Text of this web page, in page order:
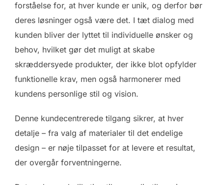
forståelse for, at hver kunde er unik, og derfor bør
deres løsninger også være det. I tæt dialog med
kunden bliver der lyttet til individuelle ønsker og
behov, hvilket gør det muligt at skabe
skræddersyede produkter, der ikke blot opfylder
funktionelle krav, men også harmonerer med
kundens personlige stil og vision.
Denne kundecentrerede tilgang sikrer, at hver
detalje – fra valg af materialer til det endelige
design – er nøje tilpasset for at levere et resultat,
der overgår forventningerne.